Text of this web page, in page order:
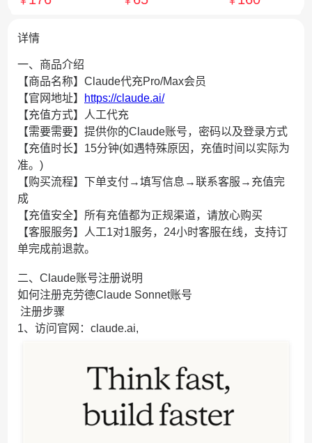
详情
一、商品介绍
【商品名称】Claude代充Pro/Max会员
【官网地址】
https://claude.ai/
【充值方式】人工代充
【需要需要】提供你的Claude账号，密码以及登录方式
【充值时长】15分钟(如遇特殊原因，充值时间以实际为
准。)
【购买流程】下单支付→填写信息→联系客服→充值完
成
【充值安全】所有充值都为正规渠道，请放心购买
【客服服务】人工1对1服务，24小时客服在线，支持订
单完成前退款。
二、Claude账号注册说明
如何注册克劳德Claude Sonnet账号
注册步骤
1、访问官网：claude.ai,